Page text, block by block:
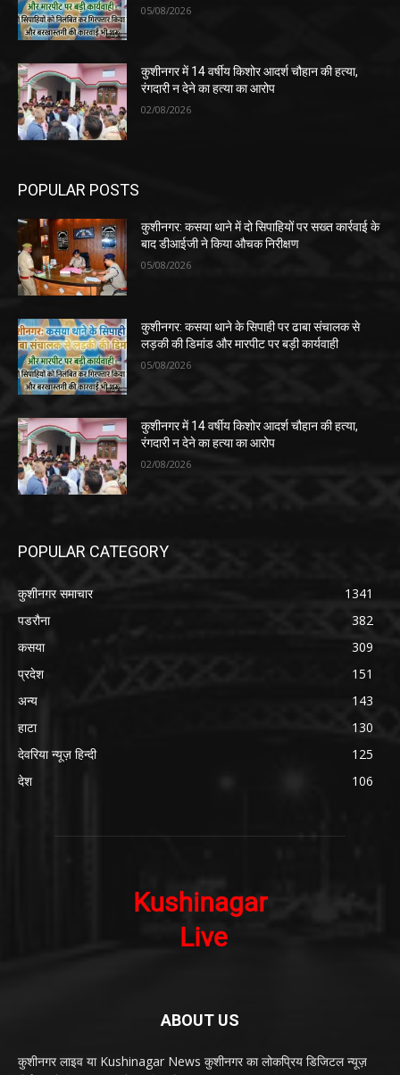
05/08/2026
कुशीनगर में 14 वर्षीय किशोर आदर्श चौहान की हत्या,
रंगदारी न देने का हत्या का आरोप
02/08/2026
POPULAR POSTS
कुशीनगर: कसया थाने में दो सिपाहियों पर सख्त कार्रवाई के
बाद डीआईजी ने किया औचक निरीक्षण
05/08/2026
कुशीनगर: कसया थाने के सिपाही पर ढाबा संचालक से
लड़की की डिमांड और मारपीट पर बड़ी कार्यवाही
05/08/2026
कुशीनगर में 14 वर्षीय किशोर आदर्श चौहान की हत्या,
रंगदारी न देने का हत्या का आरोप
02/08/2026
POPULAR CATEGORY
कुशीनगर समाचार
1341
पडरौना
382
कसया
309
प्रदेश
151
अन्य
143
हाटा
130
देवरिया न्यूज़ हिन्दी
125
देश
106
ABOUT US
कुशीनगर लाइव या Kushinagar News कुशीनगर का लोकप्रिय डिजिटल न्यूज़